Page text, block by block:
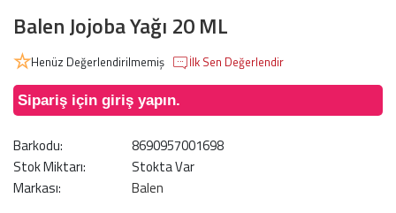
Balen Jojoba Yağı 20 ML
Henüz Değerlendirilmemiş İlk Sen Değerlendir
Sipariş için giriş yapın.
Barkodu:
8690957001698
Stok Miktarı:
Stokta Var
Markası:
Balen